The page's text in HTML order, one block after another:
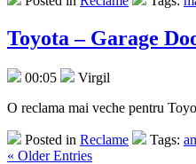
Toyota – Garage
00:05
Virgil
O reclama mai veche pentru
Posted in Reclame Tags:
« Older Entries